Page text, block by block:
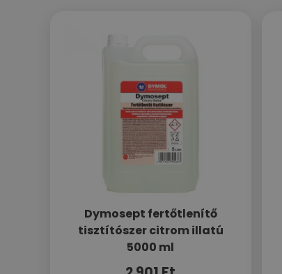
Dymosept fertőtlenítő
tisztítószer citrom illatú
5000 ml